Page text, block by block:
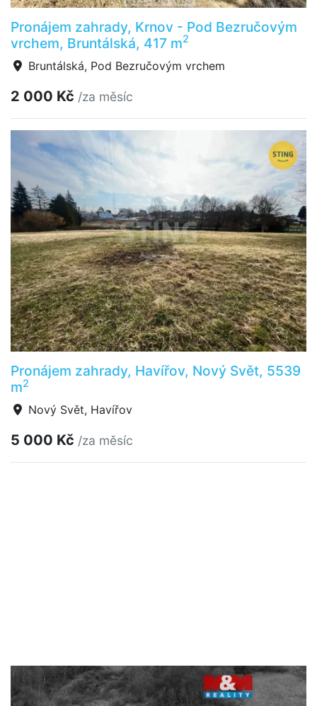
Pronájem zahrady, Krnov - Pod Bezručovým
vrchem, Bruntálská, 417 m2
Bruntálská, Pod Bezručovým vrchem
2 000 Kč /za měsíc
Pronájem zahrady, Havířov, Nový Svět, 5539
m2
Nový Svět, Havířov
5 000 Kč /za měsíc